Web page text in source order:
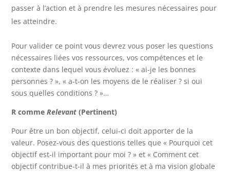
passer à l’action et à prendre les mesures nécessaires pour
les atteindre.
Pour valider ce point vous devrez vous poser les questions
nécessaires liées vos ressources, vos compétences et le
contexte dans lequel vous évoluez : « ai-je les bonnes
personnes ? », « a-t-on les moyens de le réaliser ? si oui
sous quelles conditions ? »…
R commeRelevant (Pertinent)
Pour être un bon objectif, celui-ci doit apporter de la
valeur. Posez-vous des questions telles que « Pourquoi cet
objectif est-il important pour moi ? » et « Comment cet
objectif contribue-t-il à mes priorités et à ma vision globale